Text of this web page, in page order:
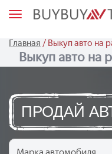
М
ю
Главная / Выкуп авто на
Выкуп авто на
ПРОДАЙ